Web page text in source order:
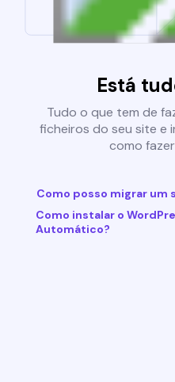
Está
Tudo o que tem de
ficheiros do seu site e
como
Como posso migrar um
Como instalar o
Automático?